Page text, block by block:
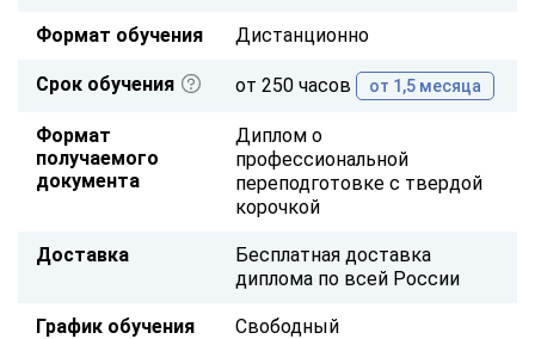
Формат обучения Дистанционно
Срок обучения от 250 часов от 1,5 месяца
Формат
получаемого
документа
Диплом о
профессиональной
переподготовке с твердой
корочкой
Доставка
Бесплатная доставка
диплома по всей России
График обучения Свободный